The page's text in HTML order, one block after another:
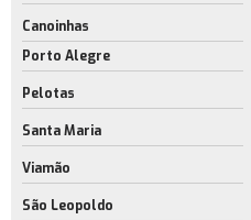
Canoinhas
Porto Alegre
Pelotas
Santa Maria
Viamão
São Leopoldo